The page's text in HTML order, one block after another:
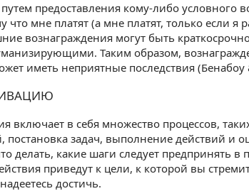
предоставления кому-либо
что мне платят (а мне платят, только если
вознаграждения могут быть
Таким образом,
иметь неприятные последствия (Бенабоу
включает в себя множество процессов,
задач, выполнение действий и
делать, какие шаги следует предпринять в
приведут к цели, к которой вы
достичь.